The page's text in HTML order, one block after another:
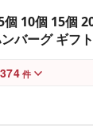
10個 15個
バーグ ギフ
牛 松阪牛 に
374 件